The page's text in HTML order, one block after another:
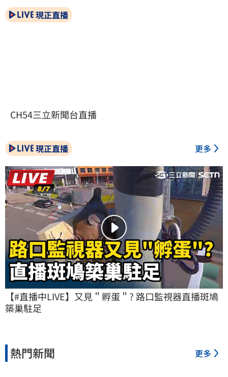
現正直播
CH54三立新聞台直播
現正直播 更多
【#直播中LIVE】又見＂孵蛋＂? 路口監視器直播斑鳩
築巢駐足
熱門新聞 更多